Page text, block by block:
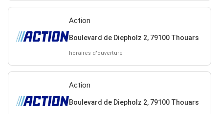
Action
Boulevard de Diepholz 2, 79100 Thouars
horaires d'ouverture
Action
Boulevard de Diepholz 2, 79100 Thouars